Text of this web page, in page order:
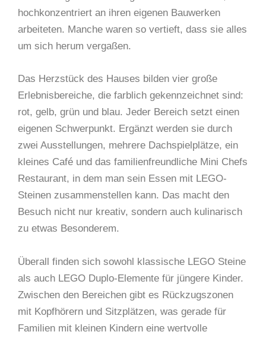
hochkonzentriert an ihren eigenen Bauwerken
arbeiteten. Manche waren so vertieft, dass sie alles
um sich herum vergaßen.
Das Herzstück des Hauses bilden vier große
Erlebnisbereiche, die farblich gekennzeichnet sind:
rot, gelb, grün und blau. Jeder Bereich setzt einen
eigenen Schwerpunkt. Ergänzt werden sie durch
zwei Ausstellungen, mehrere Dachspielplätze, ein
kleines Café und das familienfreundliche Mini Chefs
Restaurant, in dem man sein Essen mit LEGO-
Steinen zusammenstellen kann. Das macht den
Besuch nicht nur kreativ, sondern auch kulinarisch
zu etwas Besonderem.
Überall finden sich sowohl klassische LEGO Steine
als auch LEGO Duplo-Elemente für jüngere Kinder.
Zwischen den Bereichen gibt es Rückzugszonen
mit Kopfhörern und Sitzplätzen, was gerade für
Familien mit kleinen Kindern eine wertvolle